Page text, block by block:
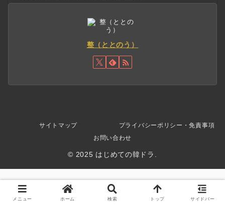
整（ととのう）
サイトマップ
プライバシーポリシー・免責事項
お問い合わせ
© 2025 はじめての韓ドラ.
メニュー ホーム 検索 トップ サイドバー